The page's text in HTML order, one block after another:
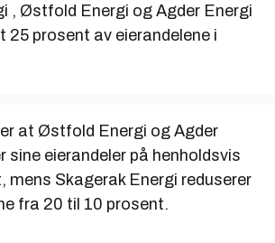
, Østfold Energi og Agder Energi
25 prosent av eierandelene i
at Østfold Energi og Agder
sine eierandeler på henholdsvis
mens Skagerak Energi reduserer
fra 20 til 10 prosent.